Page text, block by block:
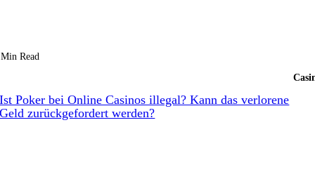
Read
Ist Poker bei Online Casinos illegal? Kann das verlorene
Geld zurückgefordert werden?